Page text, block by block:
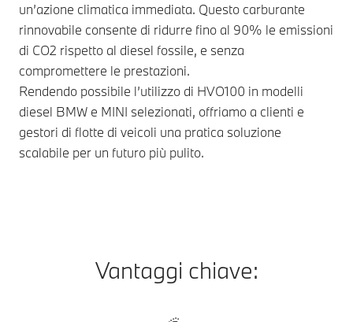
un’azione climatica immediata. Questo carburante
rinnovabile consente di ridurre fino al 90% le emissioni
di CO2 rispetto al diesel fossile, e senza
compromettere le prestazioni.
Rendendo possibile l’utilizzo di HVO100 in modelli
diesel BMW e MINI selezionati, offriamo a clienti e
gestori di flotte di veicoli una pratica soluzione
scalabile per un futuro più pulito.
Vantaggi chiave: